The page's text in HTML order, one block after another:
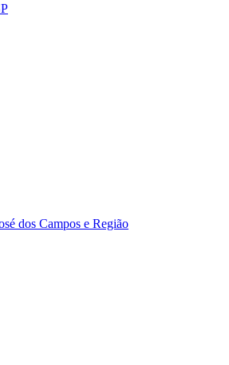
dos Campos e Região